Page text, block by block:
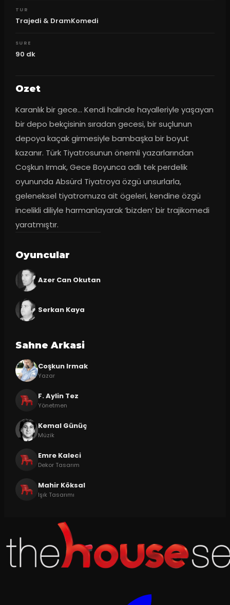
TUR
Trajedi & DramKomedi
SURE
90 dk
Ozet
Karanlık bir gece… Kendi halinde hayalleriyle yaşayan
bir depo bekçisinin sıradan gecesi, bir suçlunun
depoya kaçak girmesiyle bambaşka bir boyut
kazanır. Türk Tiyatrosunun önemli yazarlarından
Coşkun Irmak, Gece Boyunca adlı tek perdelik
oyununda Absürd Tiyatroya özgü unsurlarla,
geleneksel tiyatromuza ait ögeleri, kendine özgü
incelikli diliyle harmanlayarak ‘bizden’ bir trajikomedi
yaratmıştır.
Oyuncular
Azer Can Okutan
Serkan Kaya
Sahne Arkasi
Coşkun Irmak
Yazar
F. Aylin Tez
Yönetmen
Kemal Günüç
Müzik
Emre Kaleci
Dekor Tasarım
Mahir Köksal
Işık Tasarımı